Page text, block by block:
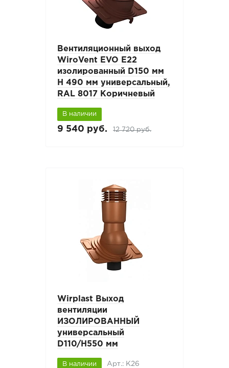
Вентиляционный выход
WiroVent EVO E22
изолированный D150 мм
Н 490 мм универсальный,
RAL 8017 Коричневый
В наличии
9 540 руб. 12 720 руб.
Wirplast Выход
вентиляции
ИЗОЛИРОВАННЫЙ
универсальный
D110/H550 мм
В наличии Арт.: К26